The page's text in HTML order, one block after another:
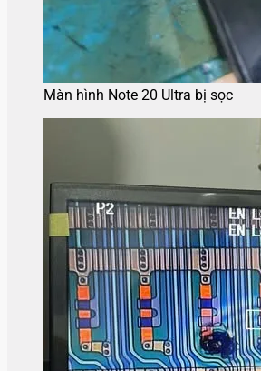
Màn hình Note 20 Ultra bị sọc